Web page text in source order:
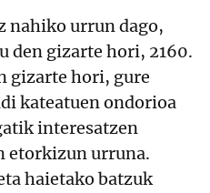
nahiko urrun dago,
den gizarte hori, 2160.
gizarte hori, gure
kateatuen ondorioa
interesatzen
etorkizun urruna.
haietako batzuk